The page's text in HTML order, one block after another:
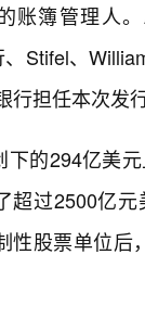
簿管理人。
Stifel、
担任本次发
的294亿美
过2500亿元
股票单位